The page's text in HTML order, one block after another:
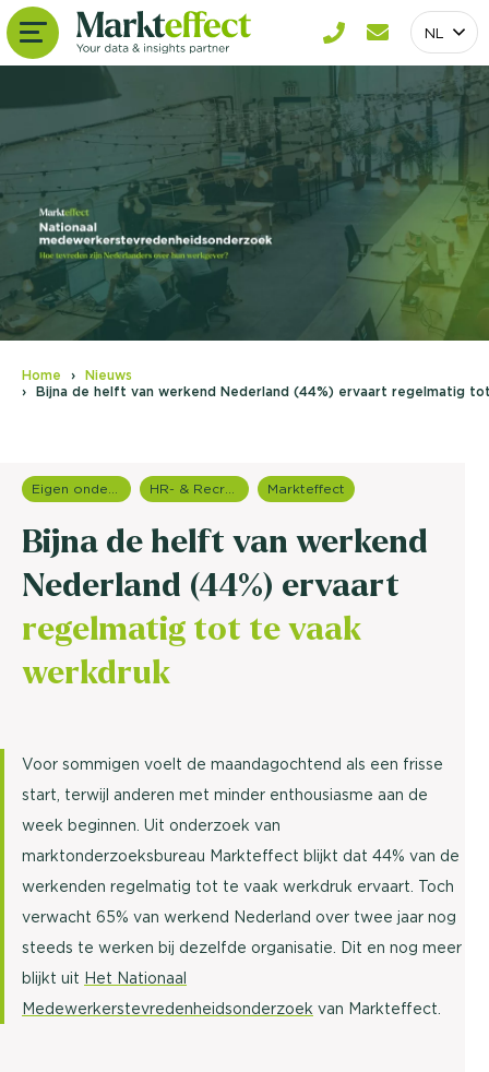
NL
Home
Nieuws
Bijna de helft van werkend Nederland (44%) ervaart regelmatig
Eigen onderzoeken HR- & Recruitment onderzoek Markteffect
Bijna de helft van werkend
Nederland (44%) ervaart
regelmatig tot te vaak
werkdruk
Voor sommigen voelt de maandagochtend als een frisse
start, terwijl anderen met minder enthousiasme aan de
week beginnen. Uit onderzoek van
marktonderzoeksbureau Markteffect blijkt dat 44% van de
werkenden regelmatig tot te vaak werkdruk ervaart. Toch
verwacht 65% van werkend Nederland over twee jaar nog
steeds te werken bij dezelfde organisatie. Dit en nog meer
blijkt uit Het Nationaal
Medewerkerstevredenheidsonderzoek van Markteffect.